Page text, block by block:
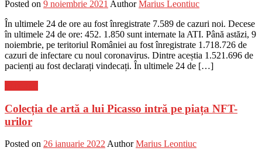
Posted on 9 noiembrie 2021 Author Marius Leontiuc
În ultimele 24 de ore au fost înregistrate 7.589 de cazuri noi. Decese
în ultimele 24 de ore: 452. 1.850 sunt internate la ATI. Până astăzi, 9
noiembrie, pe teritoriul României au fost înregistrate 1.718.726 de
cazuri de infectare cu noul coronavirus. Dintre aceștia 1.521.696 de
pacienți au fost declarați vindecați. În ultimele 24 de […]
Colecția de artă a lui Picasso intră pe piața NFT-
urilor
Posted on 26 ianuarie 2022 Author Marius Leontiuc